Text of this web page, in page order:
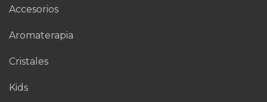
Accesorios
Aromaterapia
Cristales
Kids